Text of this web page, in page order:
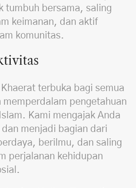
tumbuh bersama, saling
keimanan, dan aktif
komunitas.
terbuka bagi semua
memperdalam pengetahuan
Kami mengajak Anda
menjadi bagian dari
berilmu, dan saling
perjalanan kehidupan